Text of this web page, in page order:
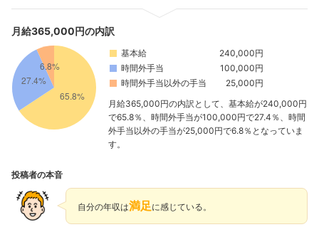
フォローしました
こちらの企業もフォローしませんか？
月給365,000円の内訳
基本給
240,000円
時間外手当
100,000円
時間外手当以外の手当
25,000円
月給365,000円の内訳として、基本給が240,000円
で65.8％、時間外手当が100,000円で27.4％、時間
外手当以外の手当が25,000円で6.8％となっていま
す。
投稿者の本音
自分の年収は満足 に感じている。